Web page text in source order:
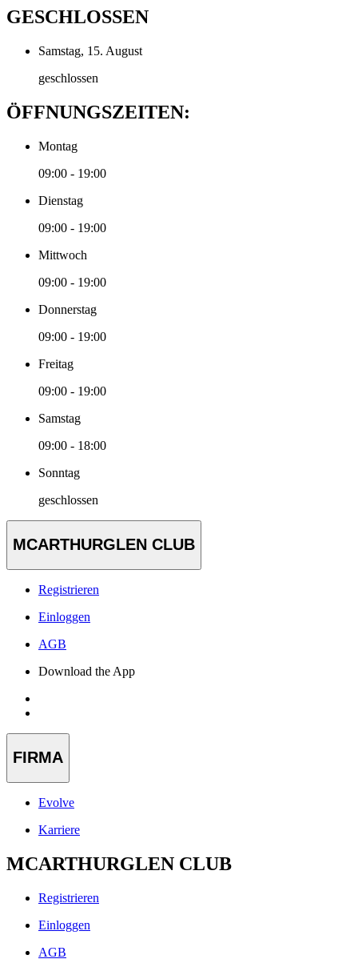
GESCHLOSSEN
Samstag, 15. August
geschlossen
ÖFFNUNGSZEITEN:
Montag
09:00 - 19:00
Dienstag
09:00 - 19:00
Mittwoch
09:00 - 19:00
Donnerstag
09:00 - 19:00
Freitag
09:00 - 19:00
Samstag
09:00 - 18:00
Sonntag
geschlossen
MCARTHURGLEN CLUB
Registrieren
Einloggen
AGB
Download the App
FIRMA
Evolve
Karriere
MCARTHURGLEN CLUB
Registrieren
Einloggen
AGB